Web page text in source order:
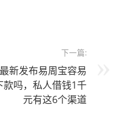
下一篇:
最新发布易周宝容易
款吗，私人借钱1千
元有这6个渠道